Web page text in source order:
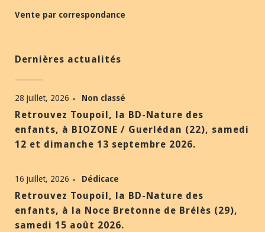
Vente par correspondance
Dernières actualités
28 juillet, 2026 Non classé
Retrouvez Toupoil, la BD-Nature des
enfants, à BIOZONE / Guerlédan (22), samedi
12 et dimanche 13 septembre 2026.
16 juillet, 2026 Dédicace
Retrouvez Toupoil, la BD-Nature des
enfants, à la Noce Bretonne de Brélès (29),
samedi 15 août 2026.